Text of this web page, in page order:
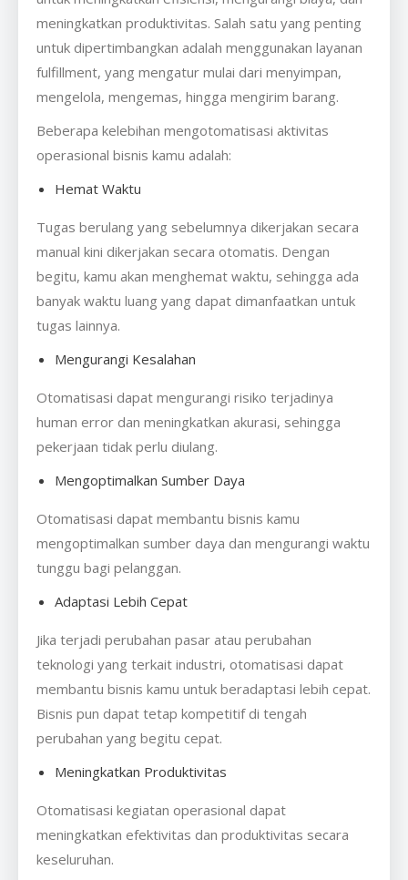
meningkatkan produktivitas. Salah satu yang penting
untuk dipertimbangkan adalah menggunakan layanan
fulfillment, yang mengatur mulai dari menyimpan,
mengelola, mengemas, hingga mengirim barang.
Beberapa kelebihan mengotomatisasi aktivitas
operasional bisnis kamu adalah:
Hemat Waktu
Tugas berulang yang sebelumnya dikerjakan secara
manual kini dikerjakan secara otomatis. Dengan
begitu, kamu akan menghemat waktu, sehingga ada
banyak waktu luang yang dapat dimanfaatkan untuk
tugas lainnya.
Mengurangi Kesalahan
Otomatisasi dapat mengurangi risiko terjadinya
human error dan meningkatkan akurasi, sehingga
pekerjaan tidak perlu diulang.
Mengoptimalkan Sumber Daya
Otomatisasi dapat membantu bisnis kamu
mengoptimalkan sumber daya dan mengurangi waktu
tunggu bagi pelanggan.
Adaptasi Lebih Cepat
Jika terjadi perubahan pasar atau perubahan
teknologi yang terkait industri, otomatisasi dapat
membantu bisnis kamu untuk beradaptasi lebih cepat.
Bisnis pun dapat tetap kompetitif di tengah
perubahan yang begitu cepat.
Meningkatkan Produktivitas
Otomatisasi kegiatan operasional dapat
meningkatkan efektivitas dan produktivitas secara
keseluruhan.